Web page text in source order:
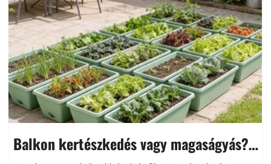
Balkon kertészkedés vagy magaságyás?